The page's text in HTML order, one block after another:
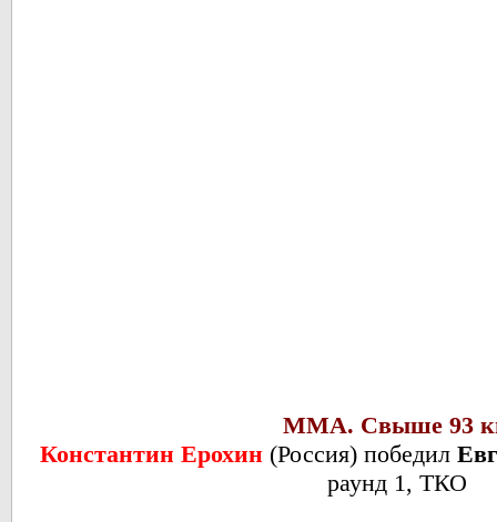
ММА. Свыше 93
Константин Ерохин (Россия) победил
раунд 1, ТКО